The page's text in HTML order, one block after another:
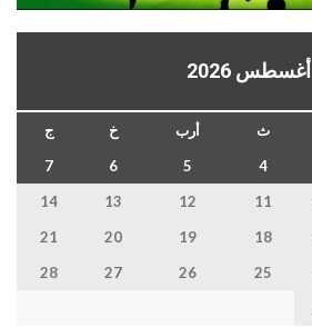
أغسطس 2026
ث أرب خ
ج
4
5
6
7
11
12
13
14
18
19
20
21
25
26
27
28